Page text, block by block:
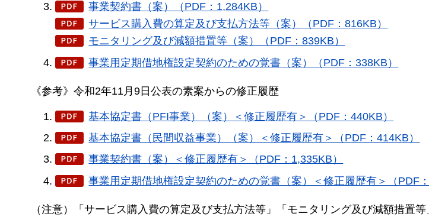
事業契約書（案）（PDF：1,284KB）
サービス購入費の算定及び支払方法等（案）（PDF：816KB）
モニタリング及び減額措置等（案）（PDF：839KB）
事業用定期借地権設定契約のための覚書（案）（PDF：338KB）
《参考》令和2年11月9日公表の素案からの修正履歴
基本協定書（PFI事業）（案）＜修正履歴有＞（PDF：440KB）
基本協定書（民間収益事業）（案）＜修正履歴有＞（PDF：414KB）
事業契約書（案）＜修正履歴有＞（PDF：1,335KB）
事業用定期借地権設定契約のための覚書（案）＜修正履歴有＞（PDF：
（注意）「サービス購入費の算定及び支払方法等」「モニタリング及び減額措置